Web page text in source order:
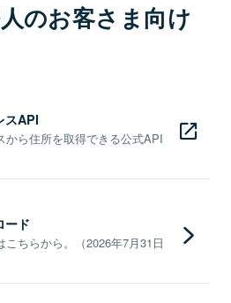
のお客さま向け
スAPI
ら住所を取得できる公式API
ード
ちらから。（2026年7月31日